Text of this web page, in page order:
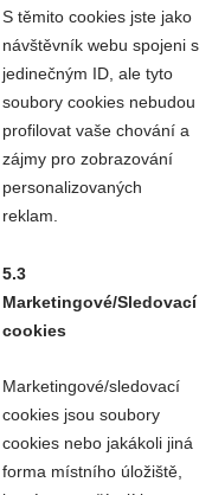
S těmito cookies jste jako
návštěvník webu spojeni s
jedinečným ID, ale tyto
soubory cookies nebudou
profilovat vaše chování a
zájmy pro zobrazování
personalizovaných
reklam.
5.3
Marketingové/Sledovací
cookies
Marketingové/sledovací
cookies jsou soubory
cookies nebo jakákoli jiná
forma místního úložiště,